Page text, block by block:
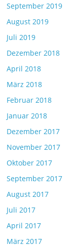
September 2019
August 2019
Juli 2019
Dezember 2018
April 2018
März 2018
Februar 2018
Januar 2018
Dezember 2017
November 2017
Oktober 2017
September 2017
August 2017
Juli 2017
April 2017
März 2017